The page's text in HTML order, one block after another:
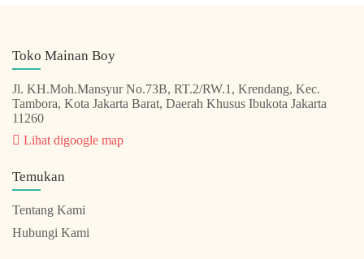
Toko Mainan Boy
Jl. KH.Moh.Mansyur No.73B, RT.2/RW.1, Krendang, Kec.
Tambora, Kota Jakarta Barat, Daerah Khusus Ibukota Jakarta
11260
Lihat digoogle map
Temukan
Tentang Kami
Hubungi Kami